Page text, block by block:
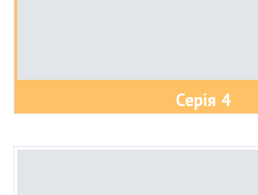
Серія 4